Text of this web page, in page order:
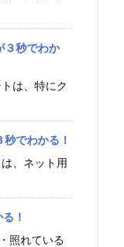
３秒でわか
は、特にク
秒でわかる！
、ネット用
！
照れている